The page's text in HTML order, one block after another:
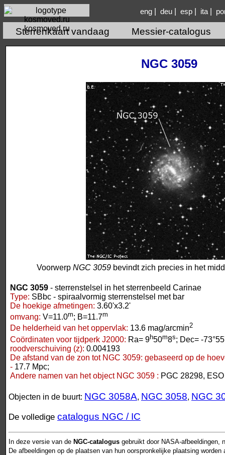
kosmoved.ru
eng| deu| esp| ita|
Sterrenkaart vandaag Messier-catalogus
NGC 3059
Voorwerp NGC 3059 bevindt zich precies in het
NGC 3059 - sterrenstelsel in het sterrenbeeld Carinae
Type: SBbc - spiraalvormig sterrenstelsel met bar
De hoekige afmetingen: 3.60'x3.2'
omvang: V=11.0m; B=11.7m
De helderheid van het oppervlak: 13.6 mag/arcmin2
Coördinaten voor tijdperk J2000: Ra= 9h50m8s; Dec= -
roodverschuiving (z): 0.004193
De afstand van de zon tot NGC 3059: gebaseerd op de
- 17.7 Mpc;
Andere namen van het object NGC 3059 : PGC 28298,
Objecten in de buurt: NGC 3058A, NGC 3058, NGC
De volledige catalogus NGC / IC
In deze versie van de NGC-catalogus gebruikt door NASA-afbeeldingen,
De afbeeldingen op de plaatsen van hun oorspronkelijke plaatsing